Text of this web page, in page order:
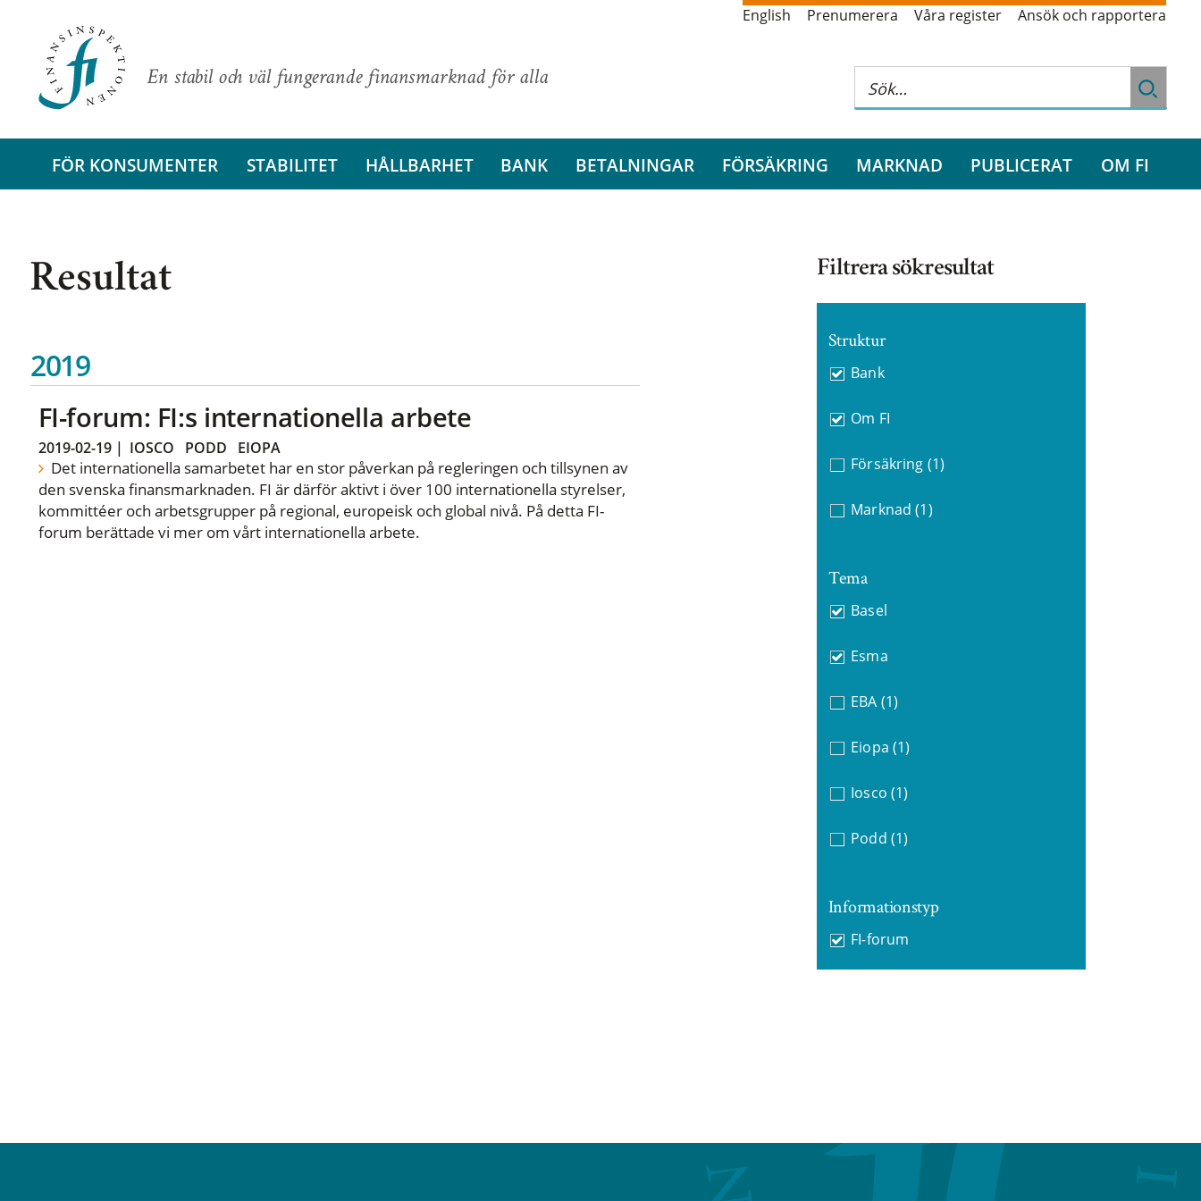
En stabil och väl fungerande finansmarknad för alla
English Prenumerera Våra register Ansök och rapportera
FÖR KONSUMENTER STABILITET HÅLLBARHET BANK BETALNINGAR FÖRSÄKRING MARKNAD PUBLICERAT OM FI
Resultat
2019
FI-forum: FI:s internationella arbete
2019-02-19| IOSCO PODD EIOPA
Det internationella samarbetet har en stor påverkan på regleringen och tillsynen av
den svenska finansmarknaden. FI är därför aktivt i över 100 internationella styrelser,
kommittéer och arbetsgrupper på regional, europeisk och global nivå. På detta FI-
forum berättade vi mer om vårt internationella arbete.
Filtrera sökresultat
Struktur
Bank
Om FI
Försäkring (1)
Marknad (1)
Tema
Basel
Esma
EBA (1)
Eiopa (1)
Iosco (1)
Podd (1)
Informationstyp
FI-forum